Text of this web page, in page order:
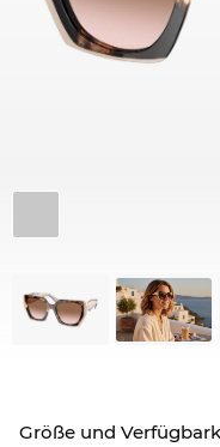
Größe und